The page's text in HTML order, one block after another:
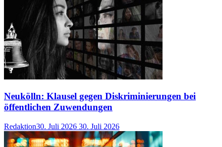
Neukölln: Klausel gegen Diskriminierungen bei
öffentlichen Zuwendungen
Redaktion30. Juli 2026 30. Juli 2026